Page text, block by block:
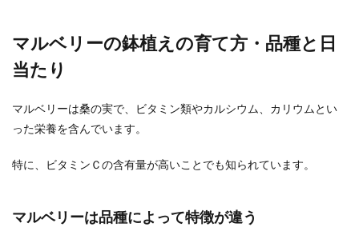
キッチン掃除を業者に頼むメリットや
キッチン周りの掃除は普段からしているのに、大
マルベリーの鉢植えの育て方・品種と日
当たり
マルベリーは桑の実で、ビタミン類やカルシウム、カリウムとい
った栄養を含んでいます。
特に、ビタミンＣの含有量が高いことでも知られています。
マルベリーは品種によって特徴が違う